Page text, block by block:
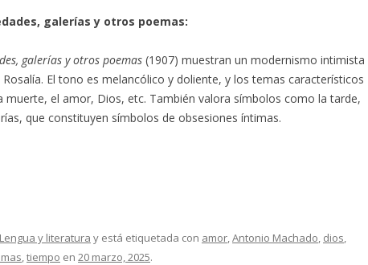
galerías y otros poemas:
galerías y otros poemas (1907) muestran un modernismo intimista
El tono es melancólico y doliente, y los temas característicos
muerte, el amor, Dios, etc. También valora símbolos como la tarde,
que constituyen símbolos de obsesiones íntimas.
Lengua y literatura y está etiquetada con amor,Antonio Machado, dios,
,tiempo en 20 marzo, 2025.